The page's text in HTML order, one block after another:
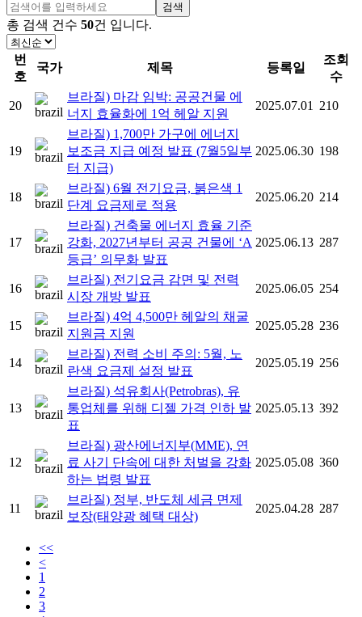
검색
총 검색 건수 50건 입니다.
번
호
국가 제목 등록일
조회
수
20
브라질) 마감 임박: 공공건물 에
너지 효율화에 1억 헤알 지원
2025.07.01 210
19
브라질) 1,700만 가구에 에너지
보조금 지급 예정 발표 (7월5일부
터 지급)
2025.06.30 198
18
브라질) 6월 전기요금, 붉은색 1
단계 요금제로 적용
2025.06.20 214
17
브라질) 건축물 에너지 효율 기준
강화, 2027년부터 공공 건물에 ‘A
등급’ 의무화 발표
2025.06.13 287
16
브라질) 전기요금 감면 및 전력
시장 개방 발표
2025.06.05 254
15
브라질) 4억 4,500만 헤알의 채굴
지원금 지원
2025.05.28 236
14
브라질) 전력 소비 주의: 5월, 노
란색 요금제 설정 발표
2025.05.19 256
13
브라질) 석유회사(Petrobras), 유
통업체를 위해 디젤 가격 인하 발
표
2025.05.13 392
12
브라질) 광산에너지부(MME), 연
료 사기 단속에 대한 처벌을 강화
하는 법령 발표
2025.05.08 360
11
브라질) 정부, 반도체 세금 면제
보장(태양광 혜택 대상)
2025.04.28 287
<<
<
1
2
3